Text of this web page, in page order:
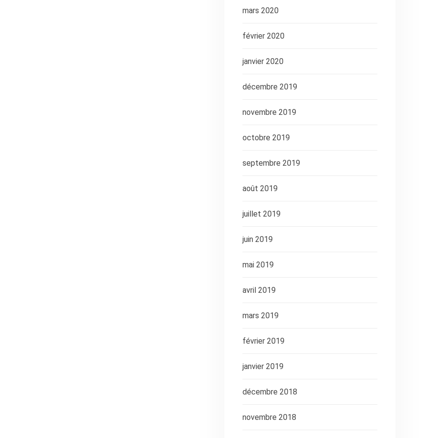
mars 2020
février 2020
janvier 2020
décembre 2019
novembre 2019
octobre 2019
septembre 2019
août 2019
juillet 2019
juin 2019
mai 2019
avril 2019
mars 2019
février 2019
janvier 2019
décembre 2018
novembre 2018